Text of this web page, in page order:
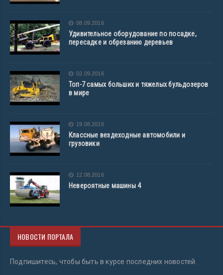
08.09.2016
Удивительное оборудование по посадке,
пересадке и обрезанию деревьев
02.09.2016
Топ-7 самых больших и тяжелых бульдозеров
в мире
19.08.2016
Классные вездеходные автомобили и
грузовики
12.08.2016
Невероятные машины 4
НОВОСТИ ПОРТАЛА
Подпишитесь, чтобы быть в курсе последних новостей.